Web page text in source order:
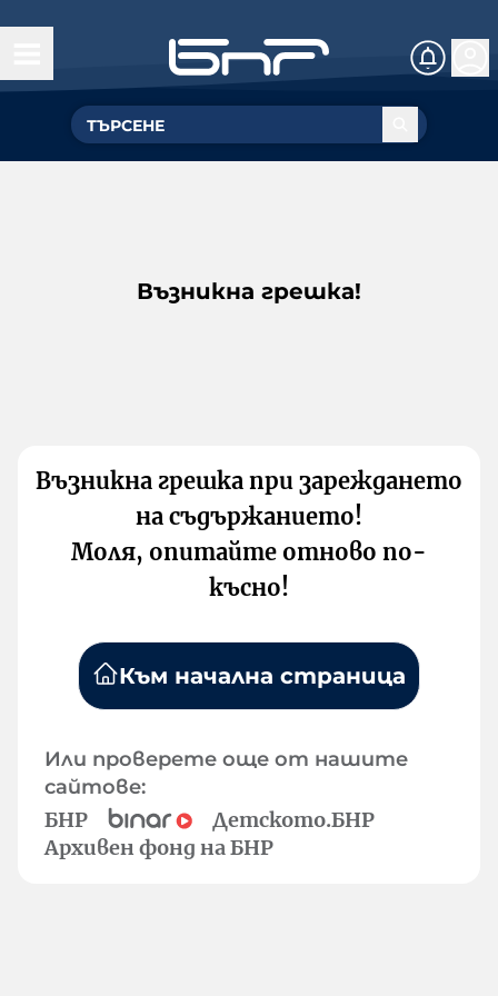
Възникна грешка!
Възникна грешка при зареждането
на съдържанието!
Моля, опитайте отново по-
късно!
Към начална страница
Или проверете още от нашите
сайтове:
БНР
Детското.БНР
Архивен фонд на БНР